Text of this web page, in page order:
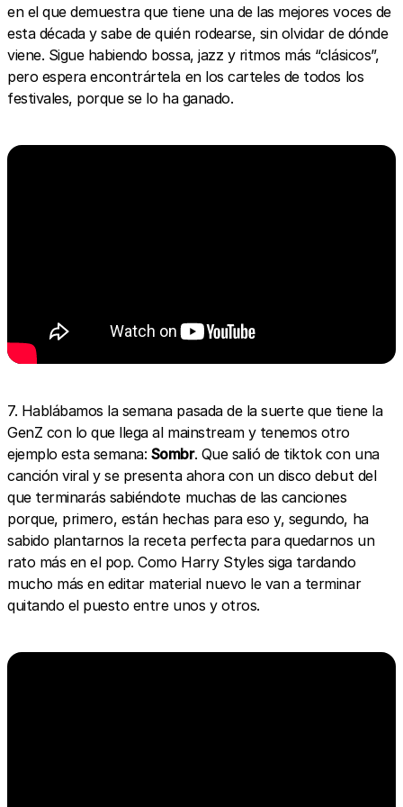
en el que demuestra que tiene una de las mejores voces de
esta década y sabe de quién rodearse, sin olvidar de dónde
viene. Sigue habiendo bossa, jazz y ritmos más “clásicos”,
pero espera encontrártela en los carteles de todos los
festivales, porque se lo ha ganado.
7. Hablábamos la semana pasada de la suerte que tiene la
GenZ con lo que llega al mainstream y tenemos otro
ejemplo esta semana: Sombr. Que salió de tiktok con una
canción viral y se presenta ahora con un disco debut del
que terminarás sabiéndote muchas de las canciones
porque, primero, están hechas para eso y, segundo, ha
sabido plantarnos la receta perfecta para quedarnos un
rato más en el pop. Como Harry Styles siga tardando
mucho más en editar material nuevo le van a terminar
quitando el puesto entre unos y otros.